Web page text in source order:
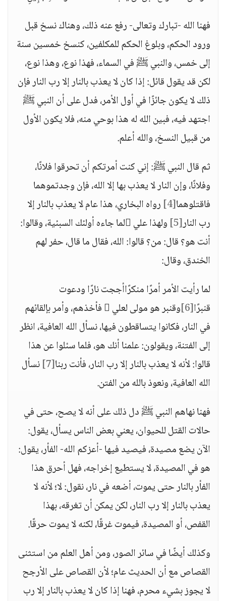
فهنا الله -تبارك وتعالى- رفع عنه ذلك، وهناك نسخ قبل
ورود الحكم، وبلوغ الحكم للمكلفين، كنسخ خمسين سنة
إلى خمس، والنبي ﷺ في السماء، فهذا نوع، وهذا نوع،
لكن قد يقول قائل: إذا كان لا يعذب بالنار إلا رب النار فإن
ذلك لا يكون جائزًا في أول الأمر، فدل على أن النبي ﷺ
اجتهد فيه، فبين الله له هذا بوحي منه، فلا يكون الأول
من قبيل النسخ، والله أعلم.
ثم قال النبي ﷺ: إني كنت أمرتكم أن تحرقوا فلانًا،
وفلانًا، وإن النار لا يعذب بها إلا الله، فإن وجدتموهما
فاقتلوهما[4]
رواه البخاري، هذا عام لا يعذب بالنار إلا
رب النار[5]
ولهذا علي لما جاءه أولئك السبئية، وقالوا:
أنت هو؟ قال: من؟ قالوا: الله، فقال ما قال، حفر لهم
الخندق، وقال:
لما رأيت الأمر أمرًا منكرًاأججت نارًا ودعوت
قنبرًا[6]
وقنبر هو مولى لعلي  فأخذهم، وأمر بإلقائهم
في النار، فكانوا يتساقطون فيها، نسأل الله العافية، انظر
إلى الفتنة، ويقولون: علمنا أنك هو، فلما سئلوا عن هذا
قالوا: لأنه لا يعذب بالنار إلا رب النار، فأنت ربنا[7]
نسأل
الله العافية، ونعوذ بالله من الفتن.
فهنا نهاهم النبي ﷺ دل ذلك على أنه لا يصح، حتى في
حالات القتل للحيوان، يعني بعض الناس يسأل، يقول:
الآن يضع مصيدة، فيصيد فيها -أعزكم الله- الفأر، يقول:
هو في المصيدة، لا يستطيع إخراجه، فهل أحرق هذا
الفأر بالنار حتى يموت، أضعه في نار، نقول: لا؛ لأنه لا
يعذب بالنار إلا رب النار، لكن يمكن أن تغرقه، بهذا
القفص، أو المصيدة، فيموت غرقًا، لكنه لا يموت حرقًا.
وكذلك أيضًا في سائر الصور، ومن أهل العلم من استثنى
القصاص مع أن الحديث عام؛ لأن القصاص على الأرجح
لا يجوز بشيء محرم، فهنا إذا كان لا يعذب بالنار إلا رب